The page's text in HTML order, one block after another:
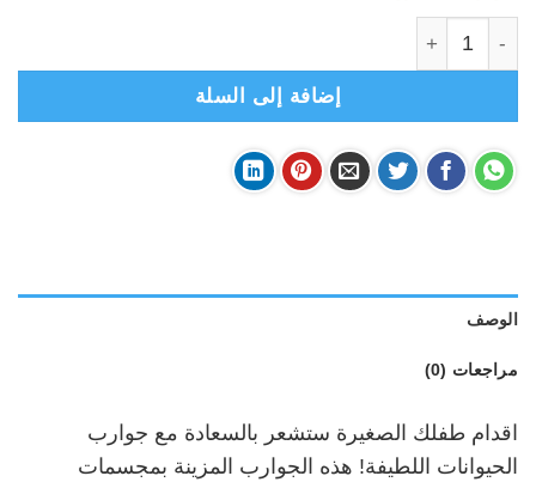
إضافة إلى السلة
الوصف
مراجعات (0)
اقدام طفلك الصغيرة ستشعر بالسعادة مع جوارب
الحيوانات اللطيفة! هذه الجوارب المزينة بمجسمات